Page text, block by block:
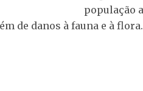
população
de danos à fauna e à flora.